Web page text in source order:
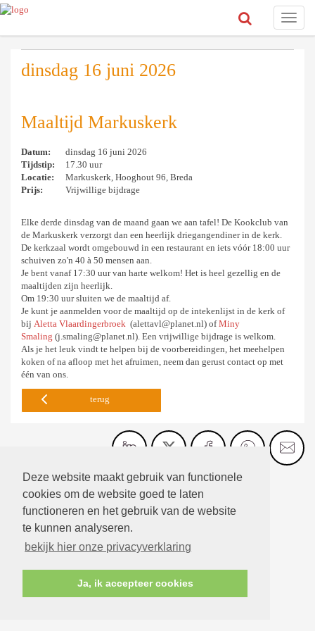
Deze website maakt gebruik van functionele
cookies om de website goed te laten
functioneren en het gebruik van de website
te kunnen analyseren.
bekijk hier onze privacyverklaring
Ja, ik accepteer cookies
Toggle
dinsdag 16 juni 2026
Maaltijd Markuskerk
Datum:
dinsdag 16 juni 2026
Tijdstip:
17.30 uur
Locatie:
Markuskerk, Hooghout 96, Breda
Prijs:
Vrijwillige bijdrage
Elke derde dinsdag van de maand gaan we aan tafel! De Kookclub van
de Markuskerk verzorgt dan een heerlijk driegangendiner in de kerk.
De kerkzaal wordt omgebouwd in een restaurant en iets vóór 18:00 uur
schuiven zo'n 40 à 50 mensen aan.
Je bent vanaf 17:30 uur van harte welkom! Het is heel gezellig en de
maaltijden zijn heerlijk.
Om 19:30 uur sluiten we de maaltijd af.
Je kunt je aanmelden voor de maaltijd op de intekenlijst in de kerk of
bij Aletta Vlaardingerbroek (alettavl@planet.nl) ofMiny
Smaling (j.smaling@planet.nl). Een vrijwillige bijdrage is welkom.
Als je het leuk vindt te helpen bij de voorbereidingen, het meehelpen
koken of na afloop met het afruimen, neem dan gerust contact op met
één van ons.
terug